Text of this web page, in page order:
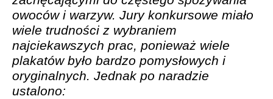
owoców i warzyw. Jury konkursowe miało
wiele trudności z wybraniem
najciekawszych prac, ponieważ wiele
plakatów było bardzo pomysłowych i
oryginalnych. Jednak po naradzie
ustalono: